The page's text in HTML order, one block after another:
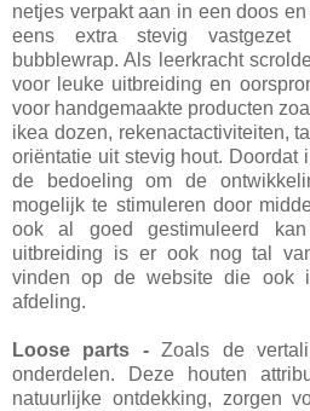
netjes verpakt aan in een doos
eens extra stevig
bubblewrap. Als leerkracht
voor leuke uitbreiding en
voor handgemaakte producten
ikea dozen, rekenactactiviteiten,
oriëntatie uit stevig hout. Doordat
de bedoeling om de
mogelijk te stimuleren door
ook al goed gestimuleerd
uitbreiding is er ook nog tal
vinden op de website die ook
afdeling.
Loose parts -Zoals de
onderdelen. Deze houten
natuurlijke ontdekking, zorgen